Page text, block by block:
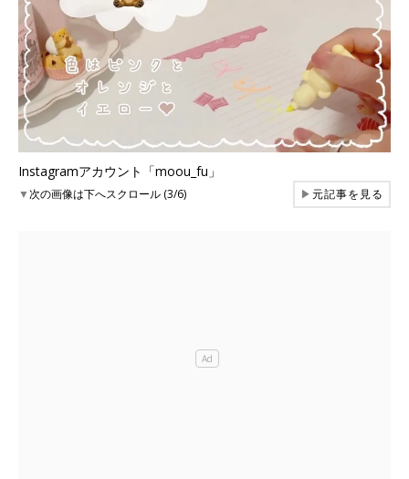
Instagramアカウント「moou_fu」
▼次の画像は下へスクロール (3/6) ▶元記事を見る